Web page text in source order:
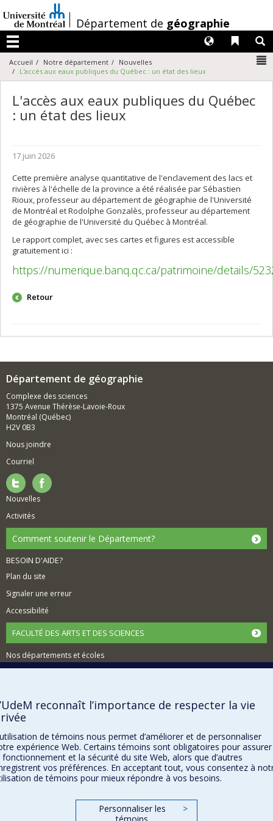
au
contenu
/Département de géographie
Menu
Liens
Langues
Accueil Notre département
Nouvelles
L'accès aux eaux publiques du Québec : un état des lieux
L'accès aux eaux publiques du Québec
: un état des lieux
17 juin 2026
Cette première analyse quantitative de l'enclavement des lacs et
rivières à l'échelle de la province a été réalisée par Sébastien
Rioux, professeur au département de géographie de l'Université
de Montréal et Rodolphe Gonzalès, professeur au département
de géographie de l'Université du Québec à Montréal.
Le rapport complet, avec ses cartes et figures est accessible
gratuitement ici :
https://numerique.banq.qc.ca/patrimoine/details/
Retour
Département de géographie
Complexe des sciences
1375 Avenue Thérèse-Lavoie-Roux
Montréal (Québec)
H2V 0B3
Nous joindre
Courriel
Nouvelles
Activités
Comment soutenir le Département?
BESOIN D'AIDE?
Plan du site
Signaler une erreur
Accessibilité
FACULTÉ DES ARTS ET DES SCIENCES
Nos départements et écoles
Conditions d’utilisation
Paramètres des témoins
Université de
Montréal
reconnaît l’importance de respecter la vie
de témoins nous permet d’améliorer et de personnaliser
expérience Web. Certains témoins sont obligatoires pour assurer
fonctionnement et la sécurité du site Web, alors que d’autres
vos préférences. En acceptant tout, vous consentez à
de témoins pour mieux répondre à vos besoins.
Personnaliser les
>